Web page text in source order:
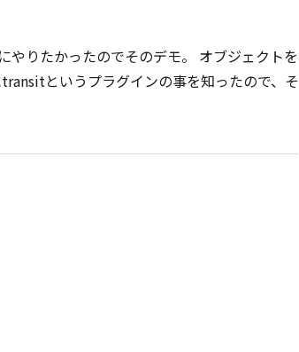
やりたかったのでそのデモ。 オブジェクトを
というプラグインの事を知ったので、そ